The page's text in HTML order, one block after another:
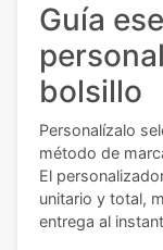
Guía
bolsillo
Personalízalo
método de
El
unitario y total,
entrega al